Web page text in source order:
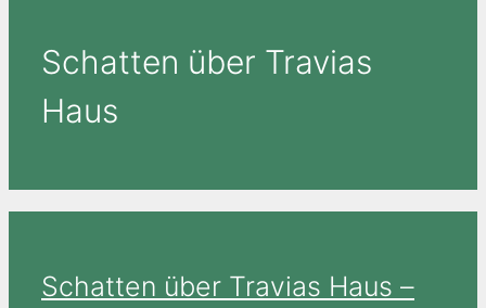
Schatten über Travias
Haus
Schatten über Travias Haus –